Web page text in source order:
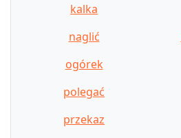
kalka
naglić
ogórek
polegać
przekaz